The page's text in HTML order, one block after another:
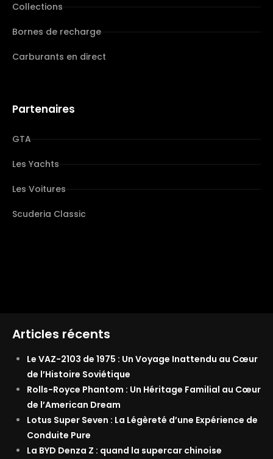
Collections
Bornes de recharge
Carburants en direct
Partenaires
GTA
Les Yachts
Les Voitures
Scuderia Classic
Articles récents
Le VAZ-2103 de 1975 : Un Voyage Inattendu au Cœur
de l’Histoire Soviétique
Rolls-Royce Phantom : Un Héritage Familial au Cœur
de l’American Dream
Lotus Super Seven : La Légèreté d’une Expérience de
Conduite Pure
La BYD Denza Z : quand la supercar chinoise